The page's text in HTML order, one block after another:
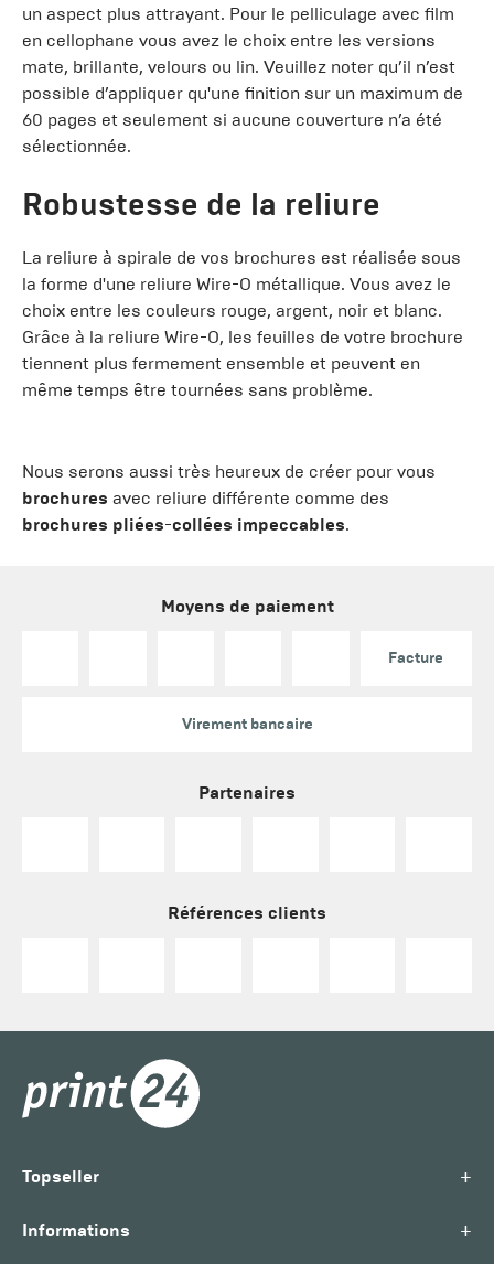
un aspect plus attrayant. Pour le pelliculage avec film
en cellophane vous avez le choix entre les versions
mate, brillante, velours ou lin. Veuillez noter qu’il n’est
possible d’appliquer qu'une finition sur un maximum de
60 pages et seulement si aucune couverture n’a été
sélectionnée.
Robustesse de la reliure
La reliure à spirale de vos brochures est réalisée sous
la forme d'une reliure Wire-O métallique. Vous avez le
choix entre les couleurs rouge, argent, noir et blanc.
Grâce à la reliure Wire-O, les feuilles de votre brochure
tiennent plus fermement ensemble et peuvent en
même temps être tournées sans problème.
Nous serons aussi très heureux de créer pour vous
brochures avec reliure différente comme des
brochures pliées-collées impeccables.
Moyens de paiement
Facture
Virement bancaire
Partenaires
Références clients
Topseller +
Informations +